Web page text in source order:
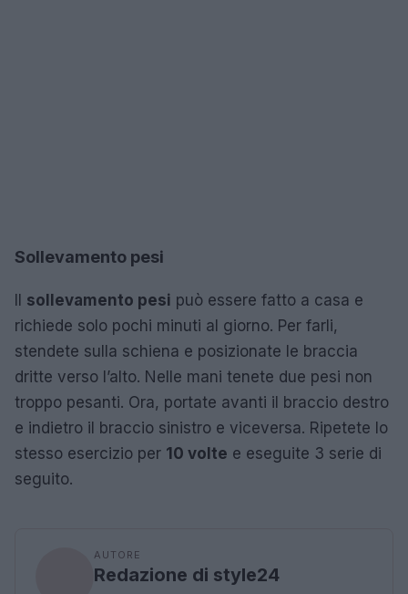
Sollevamento pesi
Il sollevamento pesi può essere fatto a casa e
richiede solo pochi minuti al giorno. Per farli,
stendete sulla schiena e posizionate le braccia
dritte verso l’alto. Nelle mani tenete due pesi non
troppo pesanti. Ora, portate avanti il braccio destro
e indietro il braccio sinistro e viceversa. Ripetete lo
stesso esercizio per 10 volte e eseguite 3 serie di
seguito.
AUTORE
Redazione di style24